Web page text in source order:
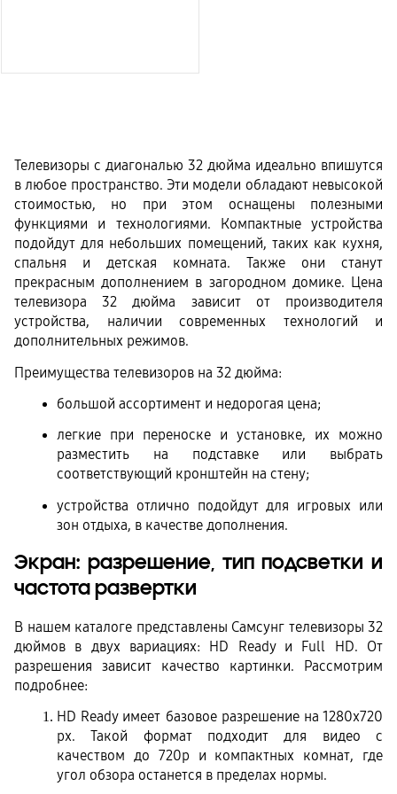
Телевизоры с диагональю 32 дюйма идеально впишутся
в любое пространство. Эти модели обладают невысокой
стоимостью, но при этом оснащены полезными
функциями и технологиями. Компактные устройства
подойдут для небольших помещений, таких как кухня,
спальня и детская комната. Также они станут
прекрасным дополнением в загородном домике. Цена
телевизора 32 дюйма зависит от производителя
устройства, наличии современных технологий и
дополнительных режимов.
Преимущества телевизоров на 32 дюйма:
большой ассортимент и недорогая цена;
легкие при переноске и установке, их можно
разместить на подставке или выбрать
соответствующий кронштейн на стену;
устройства отлично подойдут для игровых или
зон отдыха, в качестве дополнения.
Экран: разрешение, тип подсветки и
частота развертки
В нашем каталоге представлены Самсунг телевизоры 32
дюймов в двух вариациях: HD Ready и Full HD. От
разрешения зависит качество картинки. Рассмотрим
подробнее:
HD Ready имеет базовое разрешение на 1280x720
px. Такой формат подходит для видео с
качеством до 720p и компактных комнат, где
угол обзора останется в пределах нормы.